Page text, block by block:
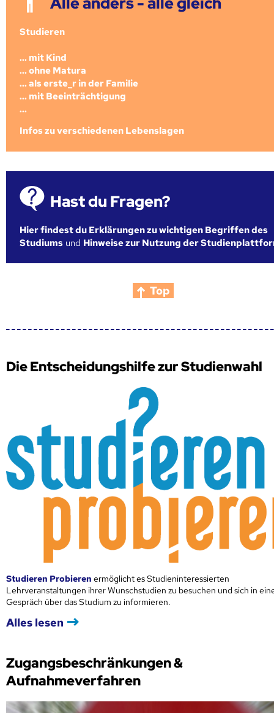
Studieren
... mit Kind
... ohne Matura
... als erste_r in der Familie
... mit Beeinträchtigung
...
Infos zu verschiedenen Lebenslagen
Hast du Fragen?
Hier findest du Erklärungen zu wichtigen Begriffen des
Studiums und Hinweise zur Nutzung der
Top
Die Entscheidungshilfe zur Studienwahl
Studieren Probieren ermöglicht es Studieninteressierten
Lehrveranstaltungen ihrer Wunschstudien zu besuchen und sich in
Gespräch über das Studium zu informieren.
Alles lesen
Zugangsbeschränkungen &
Aufnahmeverfahren